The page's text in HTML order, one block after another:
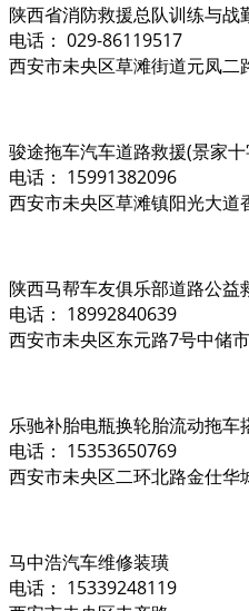
陕西省消防救援总队训练与战
电话： 029-86119517
西安市未央区草滩街道元凤二
骏途拖车汽车道路救援(景家十
电话： 15991382096
西安市未央区草滩镇阳光大道
陕西马帮车友俱乐部道路公益
电话： 18992840639
西安市未央区东元路7号中储
乐驰补胎电瓶换轮胎流动拖车
电话： 15353650769
西安市未央区二环北路金仕华
马中浩汽车维修装璜
电话： 15339248119